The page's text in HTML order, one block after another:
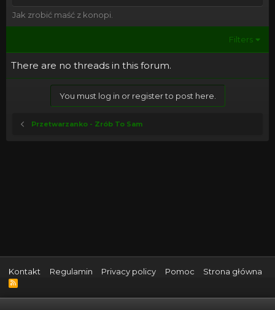
Jak zrobić maść z konopi.
Filters
There are no threads in this forum.
You must log in or register to post here.
Przetwarzanko - Zrób To Sam
Kontakt Regulamin Privacy policy Pomoc Strona główna
R
S
S